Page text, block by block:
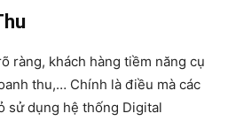
ràng, khách hàng tiềm năng cụ
thu,… Chính là điều mà các
sử dụng hệ thống Digital